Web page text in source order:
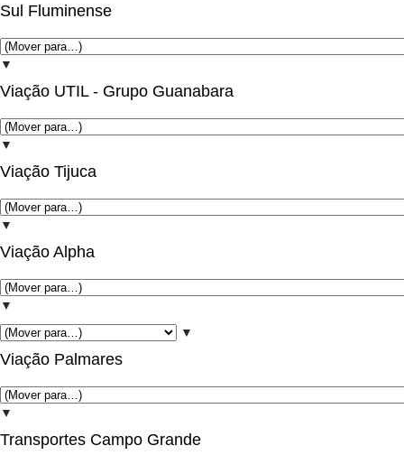
Sul Fluminense
▼
Viação UTIL - Grupo Guanabara
▼
Viação Tijuca
▼
Viação Alpha
▼
▼
Viação Palmares
▼
Transportes Campo Grande